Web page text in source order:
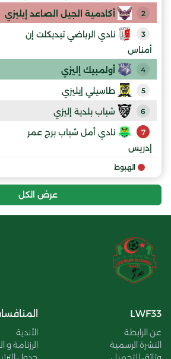
2 أكادمية الجيل الصاعد إيليزي
3
نادي الرياضي تيديكلت إن
أمناس
4 أولمبيك إليزي
5 طاسيلي إيليزي
6 شباب بلدية إليزي
7
نادي أمل شباب برج عمر
إدريس
الهبوط
عرض الكل
LWF33
عن الرابطة
النشرة الرسمية
الأندية
الرزنامة و